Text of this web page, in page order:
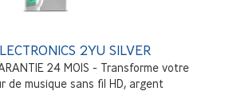
2YU SILVER
24 MOIS - Transforme votre
de musique sans fil HD, argent